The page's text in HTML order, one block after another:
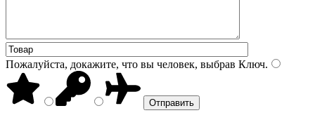
Пожалуйста, докажите, что вы человек, выбрав Ключ.